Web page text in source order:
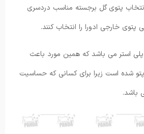
پتوی گل برجسته مناسب دردسری
پتوی خارجی ادورا را انتخاب کنند.
پلی استر می باشد که همین مورد باعث
شده است زیرا برای کسانی که حساسیت
باشد.